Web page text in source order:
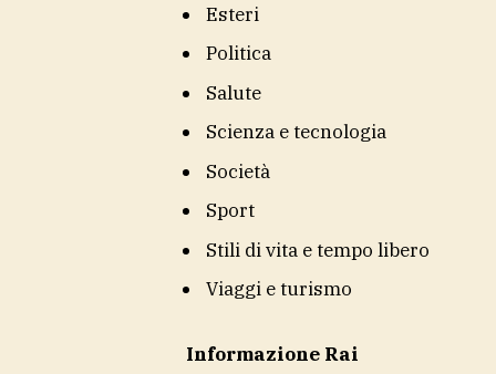
Esteri
Politica
Salute
Scienza e tecnologia
Società
Sport
Stili di vita e tempo libero
Viaggi e turismo
Informazione Rai